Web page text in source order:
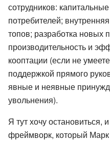
сотрудников:
потребителей;
топов; разработка новых
производительность и
кооптации (если не
поддержкой прямого
явные и неявные
увольнения).
Я тут хочу остановиться,
фреймворк, который